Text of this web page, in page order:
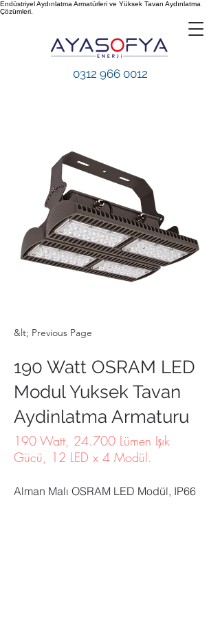
Endüstriyel Aydınlatma Armatürleri ve Yüksek Tavan Aydınlatma
Çözümleri.
0312 966 0012
&lt; Previous Page
190 Watt OSRAM LED
Modul Yuksek Tavan
Aydinlatma Armaturu
190 Watt, 24.700 Lümen Işık
Gücü, 12 LED x 4 Modül.
Alman Malı OSRAM LED Modül, IP66